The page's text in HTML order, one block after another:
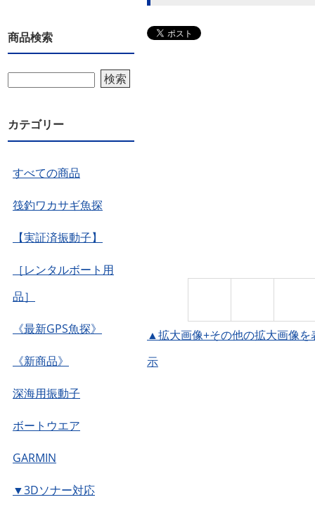
商品検索
検索
カテゴリー
すべての商品
筏釣ワカサギ魚探
【実証済振動子】
［レンタルボート用
品］
《最新GPS魚探》
《新商品》
深海用振動子
ボートウエア
GARMIN
▼3Dソナー対応
▲拡大画像+その他の拡大画像を
示